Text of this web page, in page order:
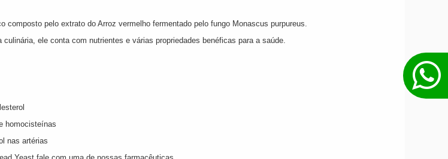
composto pelo extrato do Arroz vermelho fermentado pelo fungo Monascus purpureus.
ele conta com nutrientes e várias propriedades benéficas para a saúde.
homocisteínas
nas artérias